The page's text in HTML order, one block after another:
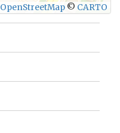
OpenStreetMap © CARTO